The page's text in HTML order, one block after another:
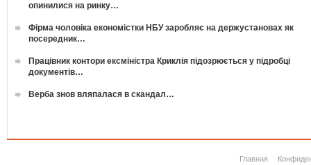
опинилися на ринку…
Фірма чоловіка економістки НБУ заробляє на держустановах як
посередник…
Працівник контори ексміністра Криклія підозрюється у підробці
документів…
Верба знов вляпалася в скандал…
Главная